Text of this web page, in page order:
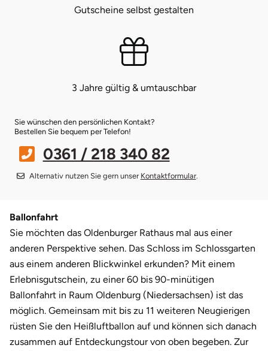
Gutscheine selbst gestalten
3 Jahre gültig & umtauschbar
Sie wünschen den persönlichen Kontakt?
Bestellen Sie bequem per Telefon!
0361 / 218 340 82
Alternativ nutzen Sie gern unser Kontaktformular.
Ballonfahrt
Sie möchten das Oldenburger Rathaus mal aus einer
anderen Perspektive sehen. Das Schloss im Schlossgarten
aus einem anderen Blickwinkel erkunden? Mit einem
Erlebnisgutschein, zu einer 60 bis 90-minütigen
Ballonfahrt in Raum Oldenburg (Niedersachsen) ist das
möglich. Gemeinsam mit bis zu 11 weiteren Neugierigen
rüsten Sie den Heißluftballon auf und können sich danach
zusammen auf Entdeckungstour von oben begeben. Zur
Pirna
Riesa
Ruhrgebiet
Sömmerda
Weimar
sächsische Schweiz
Unterwellenborn
Weimar
Weißenfels